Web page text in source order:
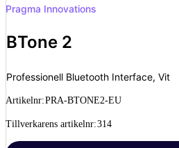
Pragma Innovations
BTone 2
Professionell Bluetooth Interface, Vit
Artikelnr:PRA-BTONE2-EU
Tillverkarens artikelnr:314